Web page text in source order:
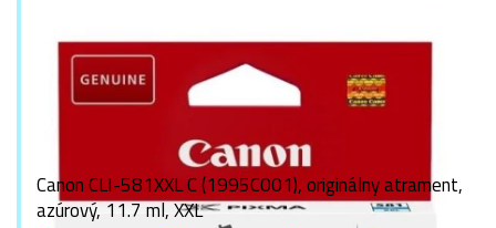
Canon CLI-581XXL C (1995C001), originálny atrament,
azúrový, 11.7 ml, XXL